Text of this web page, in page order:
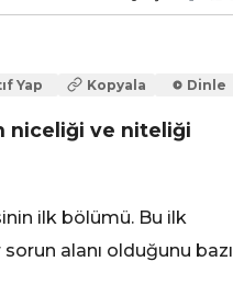
Yap Kopyala Dinle
niceliği ve niteliği
ilk bölümü. Bu ilk
alanı olduğunu bazı